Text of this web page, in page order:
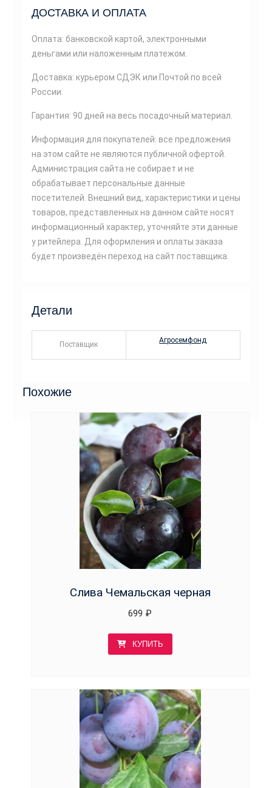
ДОСТАВКА И ОПЛАТА
Оплата: банковской картой, электронными
деньгами или наложенным платежом.
Доставка: курьером СДЭК или Почтой по всей
России.
Гарантия: 90 дней на весь посадочный материал.
Информация для покупателей: все предложения
на этом сайте не являются публичной офертой.
Администрация сайта не собирает и не
обрабатывает персональные данные
посетителей. Внешний вид, характеристики и цены
товаров, представленных на данном сайте носят
информационный характер, уточняйте эти данные
у ритейлера. Для оформления и оплаты заказа
будет произведён переход на сайт поставщика.
Детали
Поставщик Агросемфонд
Похожие
Слива Чемальская черная
699 ₽
КУПИТЬ